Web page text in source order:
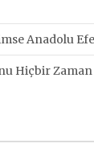
Anadolu
Hiçbir